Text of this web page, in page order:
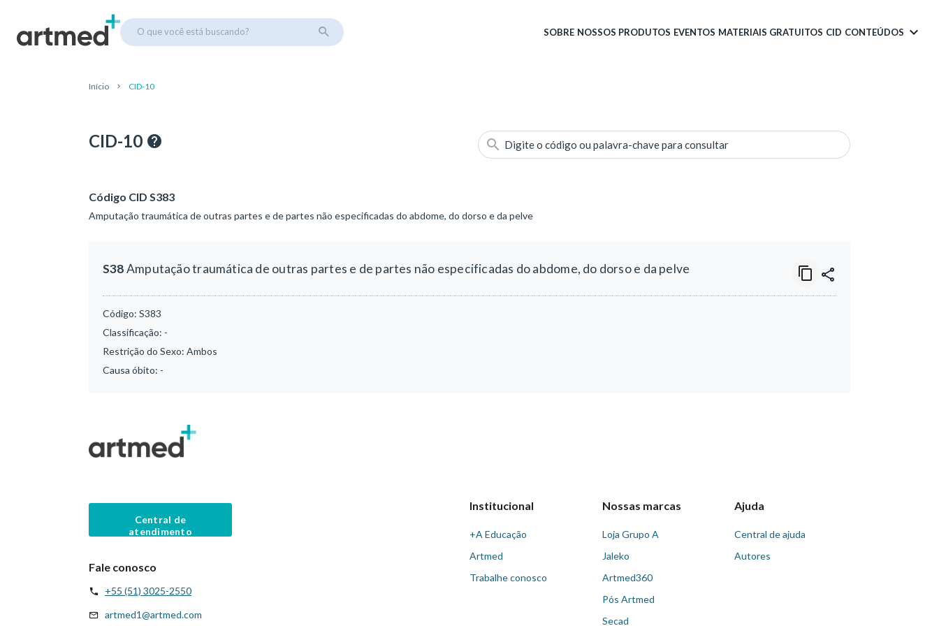
O que você está buscando? SOBRE NOSSOS PRODUTOS EVENTOS MATERIAIS GRATUITOS CID CONTEÚDOS
Início CID-10
CID-10 Digite o código ou palavra-chave para consultar
Código CID S383
Amputação traumática de outras partes e de partes não especificadas do abdome, do dorso e da pelve
S38Amputação traumática de outras partes e de partes não especificadas do abdome, do dorso e da pelve
Código: S383
Classificação: -
Restrição do Sexo: Ambos
Causa óbito: -
Central de
atendimento
Fale conosco
+55 (51) 3025-2550
artmed1@artmed.com
Institucional
+A Educação
Artmed
Trabalhe conosco
Nossas marcas
Loja Grupo A
Jaleko
Artmed360
Pós Artmed
Secad
Ajuda
Central de ajuda
Autores